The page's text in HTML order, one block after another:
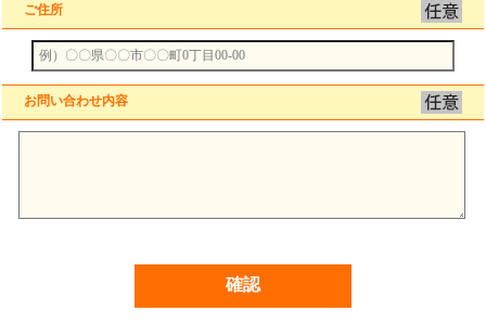
ご住所
お問い合わせ内容